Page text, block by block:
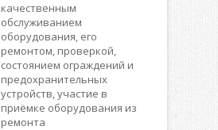
качественным
обслуживанием
оборудования, его
ремонтом, проверкой,
состоянием ограждений и
предохранительных
устройств, участие в
приёмке оборудования из
ремонта